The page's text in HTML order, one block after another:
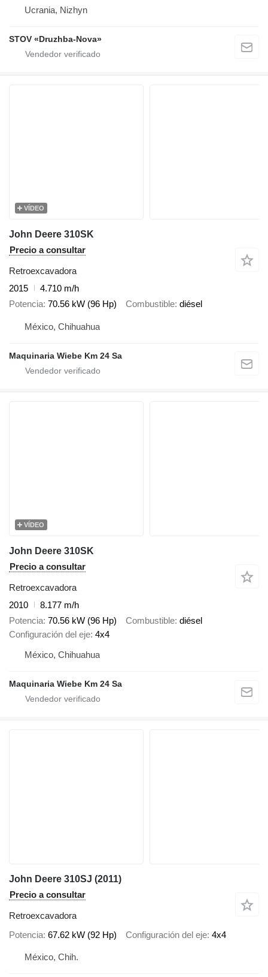
Ucrania, Nizhyn
STOV «Druzhba-Nova»
VÍDEO
John Deere 310SK
Precio a consultar
Retroexcavadora
2015
4.710 m/h
Potencia 70.56 kW (96 Hp) Combustible diésel
México, Chihuahua
Maquinaria Wiebe Km 24 Sa
VÍDEO
John Deere 310SK
Precio a consultar
Retroexcavadora
2010
8.177 m/h
Potencia 70.56 kW (96 Hp) Combustible diésel
Configuración del eje 4x4
México, Chihuahua
Maquinaria Wiebe Km 24 Sa
John Deere 310SJ (2011)
Precio a consultar
Retroexcavadora
Potencia 67.62 kW (92 Hp) Configuración del eje 4x4
México, Chih.